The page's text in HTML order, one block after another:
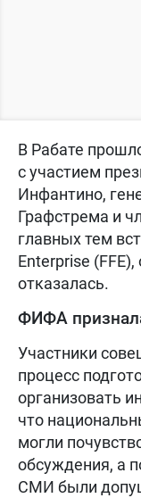
В Рабате
с участием
Инфантино,
Графстрема и
главных тем
Enterprise
отказалась.
ФИФА
Участники
процесс
организовать
что
могли
обсуждения, а
СМИ были